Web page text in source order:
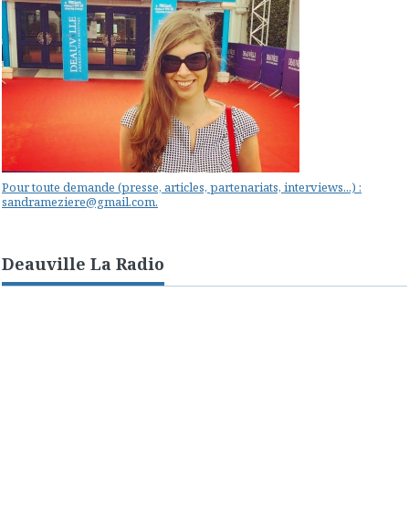
Pour toute demande (presse, articles, partenariats, interviews...) :
sandrameziere@gmail.com.
Deauville La Radio